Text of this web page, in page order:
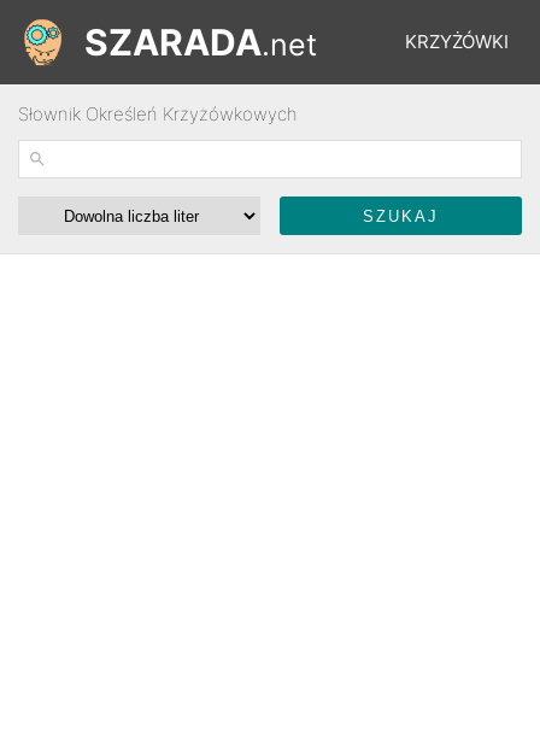
KRZYŻÓWKI
ŁAMIGŁÓWKI
SZARADA.net
Słownik Określeń Krzyżówkowych